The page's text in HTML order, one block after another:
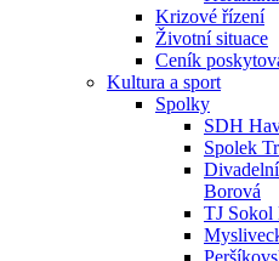
Krizové řízení
Životní situace
Ceník
Kultura a sport
Spolky
SDH
Spolek
Borová
TJ Sokol